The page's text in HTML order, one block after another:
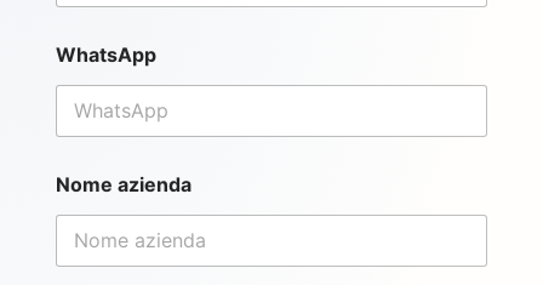
*
WhatsApp
Nome azienda